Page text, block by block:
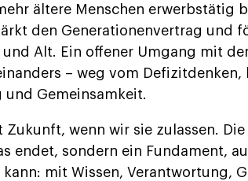
ältere Menschen erwerbstätig
den Generationenvertrag und
und Alt. Ein offener Umgang mit
– weg vom
und Gemeinsamkeit.
Zukunft, wenn wir sie zulassen.
endet, sondern ein Fundament,
mit Wissen, Verantwortung,